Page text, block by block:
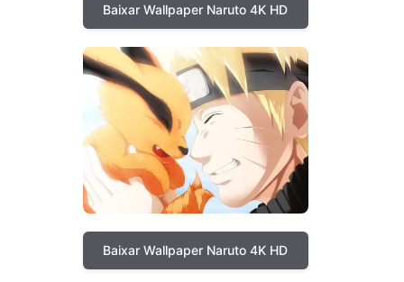
Baixar Wallpaper Naruto 4K HD
Baixar Wallpaper Naruto 4K HD